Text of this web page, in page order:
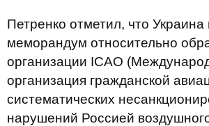
Петренко отметил, что Украина
меморандум относительно
организации ІСАО
организация гражданской
систематических
нарушений Россией